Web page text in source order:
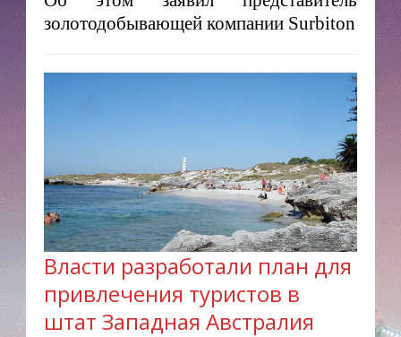
золотодобывающей компании Surbiton
Власти разработали план для
привлечения туристов в
штат Западная Австралия